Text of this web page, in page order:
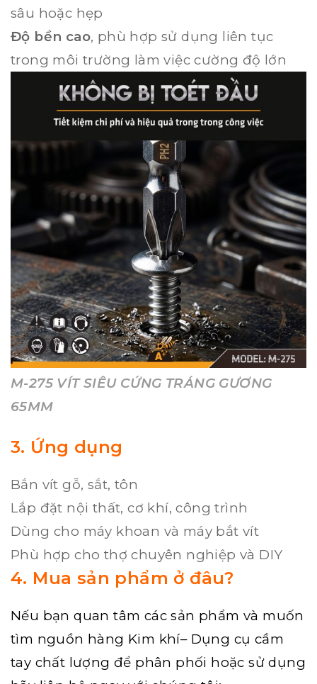
sâu hoặc hẹp
Độ bền cao, phù hợp sử dụng liên tục
trong môi trường làm việc cường độ lớn
M-275 VÍT SIÊU CỨNG TRÁNG GƯƠNG
65MM
3. Ứng dụng
Bắn vít gỗ, sắt, tôn
Lắp đặt nội thất, cơ khí, công trình
Dùng cho máy khoan và máy bắt vít
Phù hợp cho thợ chuyên nghiệp và DIY
4. Mua sản phẩm ở đâu?
Nếu bạn quan tâm các sản phẩm và muốn
tìm nguồn hàng Kim khí– Dụng cụ cầm
tay chất lượng để phân phối hoặc sử dụng